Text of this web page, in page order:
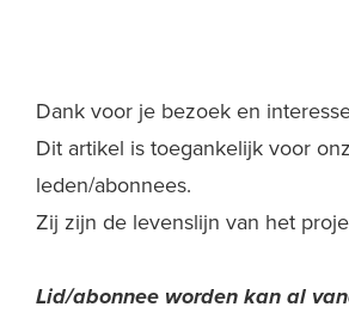
Dank voor je bezoek en
Dit artikel is toegankelijk voor
leden/abonnees.
Zij zijn de levenslijn van het
Lid/abonnee worden kan al